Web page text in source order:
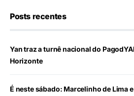
Posts recentes
Yan traz a turnê nacional do
Horizonte
É neste sábado: Marcelinho de Lima